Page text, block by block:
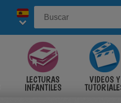
LECTURAS
INFANTILES
VIDEOS Y